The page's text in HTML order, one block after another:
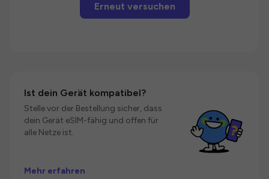
Erneut versuchen
Ist dein Gerät kompatibel?
Stelle vor der Bestellung sicher, dass
dein Gerät eSIM-fähig und offen für
alle Netze ist.
Mehr erfahren